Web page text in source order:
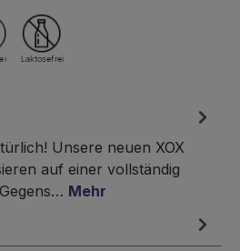
Unsere neuen XOX
auf einer vollständig
Mehr